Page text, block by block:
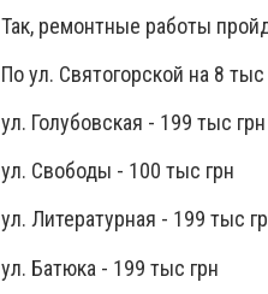
Так, ремонтные работы
По ул. Святогорской на 8 тыс
ул. Голубовская - 199 тыс грн
ул. Свободы - 100 тыс грн
ул. Литературная - 199 тыс
ул. Батюка - 199 тыс грн